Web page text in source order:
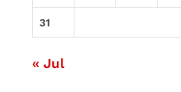
31
« Jul